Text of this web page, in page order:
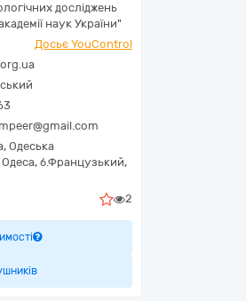
досліджень
наук України"
Досьє YouControl
, Одеська
Одеса, б.Французький,
2